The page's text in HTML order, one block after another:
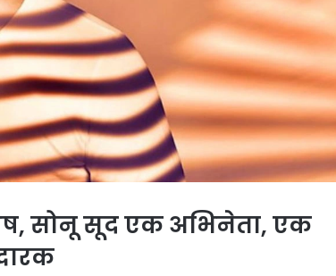
सोनू सूद एक अभिनेता, एक